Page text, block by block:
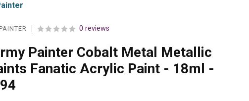
0 reviews
Painter Cobalt Metal Metallic
Fanatic Acrylic Paint - 18ml -